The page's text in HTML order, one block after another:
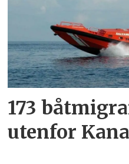
173
utenfor